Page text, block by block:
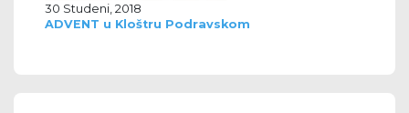
30 Studeni, 2018
ADVENT u Kloštru Podravskom